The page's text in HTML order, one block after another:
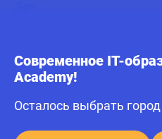
Современное IT-
Academy!
Осталось выбрать город
Главная O компании
Рождественский конкурс ITeen!